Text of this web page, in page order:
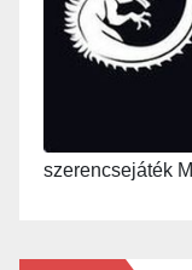
szerencsejáték